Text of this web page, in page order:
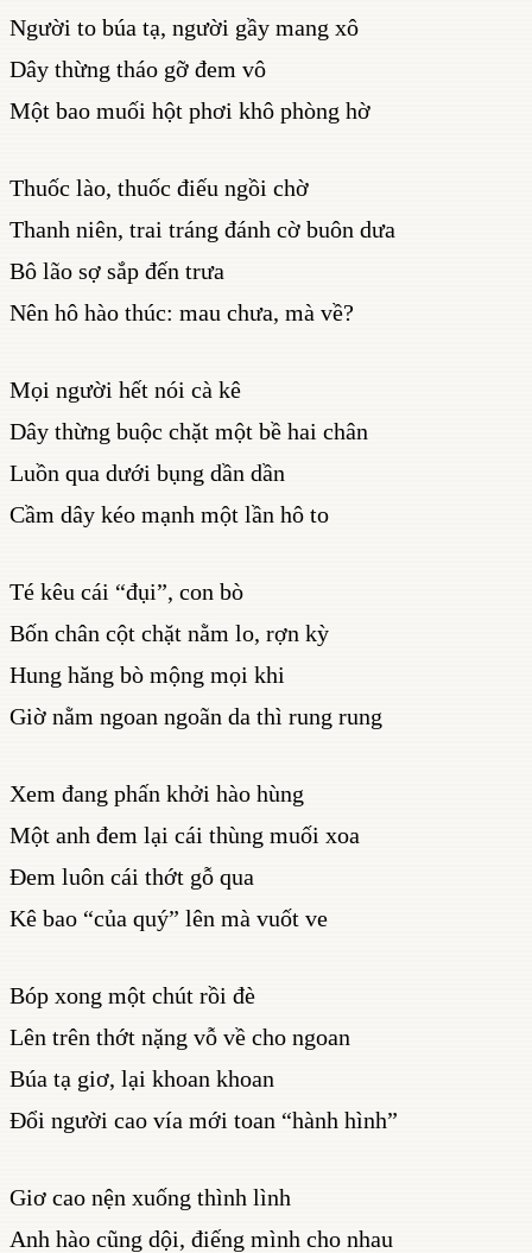
Người to búa tạ, người gầy mang xô
Dây thừng tháo gỡ đem vô
Một bao muối hột phơi khô phòng hờ
Thuốc lào, thuốc điếu ngồi chờ
Thanh niên, trai tráng đánh cờ buôn dưa
Bô lão sợ sắp đến trưa
Nên hô hào thúc: mau chưa, mà về?
Mọi người hết nói cà kê
Dây thừng buộc chặt một bề hai chân
Luồn qua dưới bụng dần dần
Cầm dây kéo mạnh một lần hô to
Té kêu cái “đụi”, con bò
Bốn chân cột chặt nằm lo, rợn kỳ
Hung hăng bò mộng mọi khi
Giờ nằm ngoan ngoãn da thì rung rung
Xem đang phấn khởi hào hùng
Một anh đem lại cái thùng muối xoa
Đem luôn cái thớt gỗ qua
Kê bao “của quý” lên mà vuốt ve
Bóp xong một chút rồi đè
Lên trên thớt nặng vỗ về cho ngoan
Búa tạ giơ, lại khoan khoan
Đổi người cao vía mới toan “hành hình”
Giơ cao nện xuống thình lình
Anh hào cũng dội, điếng mình cho nhau